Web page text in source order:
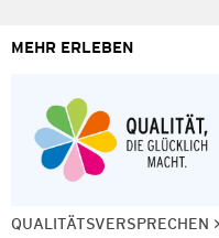
MEHR ERLEBEN
QUALITÄTSVERSPRECHEN